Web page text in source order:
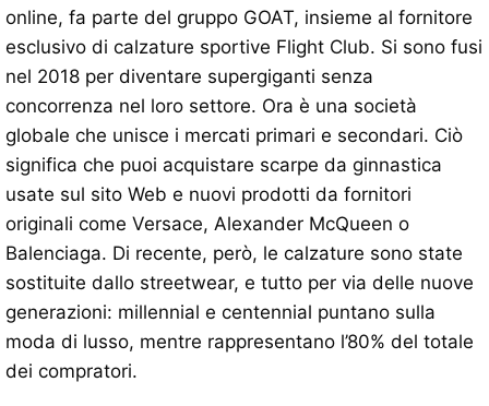
online, fa parte del gruppo GOAT, insieme al fornitore
esclusivo di calzature sportive Flight Club. Si sono fusi
nel 2018 per diventare supergiganti senza
concorrenza nel loro settore. Ora è una società
globale che unisce i mercati primari e secondari. Ciò
significa che puoi acquistare scarpe da ginnastica
usate sul sito Web e nuovi prodotti da fornitori
originali come Versace, Alexander McQueen o
Balenciaga. Di recente, però, le calzature sono state
sostituite dallo streetwear, e tutto per via delle nuove
generazioni: millennial e centennial puntano sulla
moda di lusso, mentre rappresentano l’80% del totale
dei compratori.